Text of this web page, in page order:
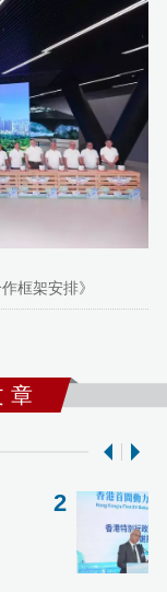
框架安排》
章